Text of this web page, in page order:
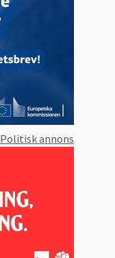
Politisk annons